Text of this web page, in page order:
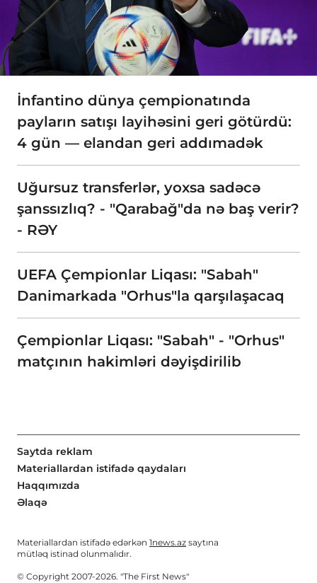
İnfantino dünya çempionatında
payların satışı layihəsini geri götürdü:
4 gün — elandan geri addımadək
Uğursuz transferlər, yoxsa sadəcə
şanssızlıq? - "Qarabağ"da nə baş verir?
- RƏY
UEFA Çempionlar Liqası: "Sabah"
Danimarkada "Orhus"la qarşılaşacaq
Çempionlar Liqası: "Sabah" - "Orhus"
matçının hakimləri dəyişdirilib
Saytda reklam
Materiallardan istifadə qaydaları
Haqqımızda
Əlaqə
Materiallardan istifadə edərkən 1news.az saytına
mütləq istinad olunmalıdır.
© Copyright 2007-2026. "The First News"